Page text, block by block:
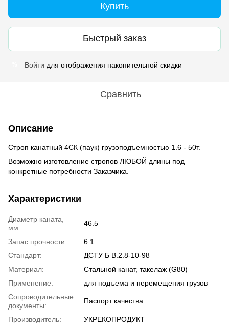
Купить
Быстрый заказ
Войти для отображения накопительной скидки
Сравнить
Описание
Строп канатный 4СК (паук) грузоподъемностью 1.6 - 50т.
Возможно изготовление стропов ЛЮБОЙ длины под
конкретные потребности Заказчика.
Характеристики
Диаметр каната,
мм:
46.5
Запас прочности:
6:1
Стандарт:
ДСТУ Б В.2.8-10-98
Материал:
Стальной канат, такелаж (G80)
Применение:
для подъема и перемещения грузов
Сопроводительные
документы:
Паспорт качества
Производитель: УКРЕКОПРОДУКТ